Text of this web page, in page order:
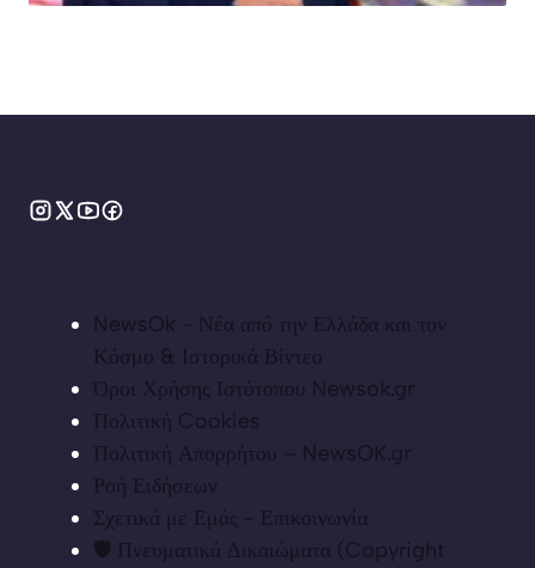
NewsOk - Νέα από την Ελλάδα και τον
Κόσμο & Ιστορικά Βίντεο
Όροι Χρήσης Ιστότοπου Newsok.gr
Πολιτική Cookies
Πολιτική Απορρήτου – NewsOK.gr
Ροή Ειδήσεων
Σχετικά με Εμάς - Επικοινωνία
🛡️ Πνευματικά Δικαιώματα (Copyright